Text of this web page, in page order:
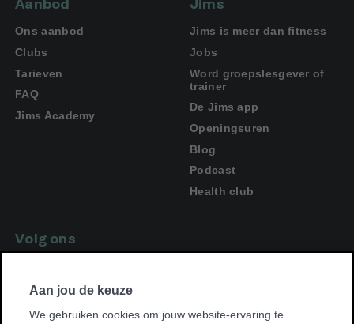
Aanbod
Ons aanbod
Clubs
Tarieven
FAQ
Jims Academy
Jims
Jims is meer dan fitness
Jobs
Word groepslesgever of
trainer
De Jims app
Openingsuren
Blog
Podcast
Health club
Volg ons
op
Volg
ons
Instagram
Aan jou de keuze
We gebruiken cookies om jouw website-ervaring te